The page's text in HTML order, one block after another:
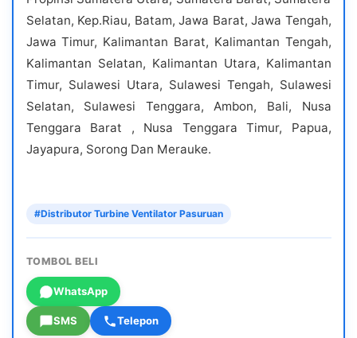
Selatan, Kep.Riau, Batam, Jawa Barat, Jawa Tengah,
Jawa Timur, Kalimantan Barat, Kalimantan Tengah,
Kalimantan Selatan, Kalimantan Utara, Kalimantan
Timur, Sulawesi Utara, Sulawesi Tengah, Sulawesi
Selatan, Sulawesi Tenggara, Ambon, Bali, Nusa
Tenggara Barat , Nusa Tenggara Timur, Papua,
Jayapura, Sorong Dan Merauke.
#Distributor Turbine Ventilator Pasuruan
TOMBOL BELI
WhatsApp
SMS Telepon